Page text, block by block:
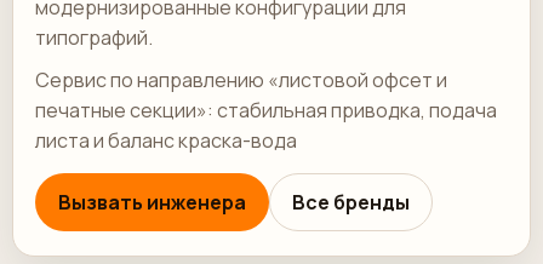
модернизированные конфигурации для
типографий.
Сервис по направлению «листовой офсет и
печатные секции»: стабильная приводка, подача
листа и баланс краска-вода
Вызвать инженера Все бренды